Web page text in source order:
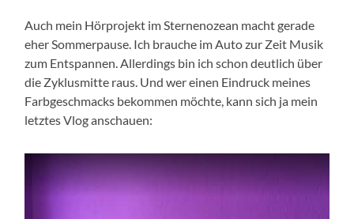
Auch mein Hörprojekt im Sternenozean macht gerade
eher Sommerpause. Ich brauche im Auto zur Zeit Musik
zum Entspannen. Allerdings bin ich schon deutlich über
die Zyklusmitte raus. Und wer einen Eindruck meines
Farbgeschmacks bekommen möchte, kann sich ja mein
letztes Vlog anschauen: